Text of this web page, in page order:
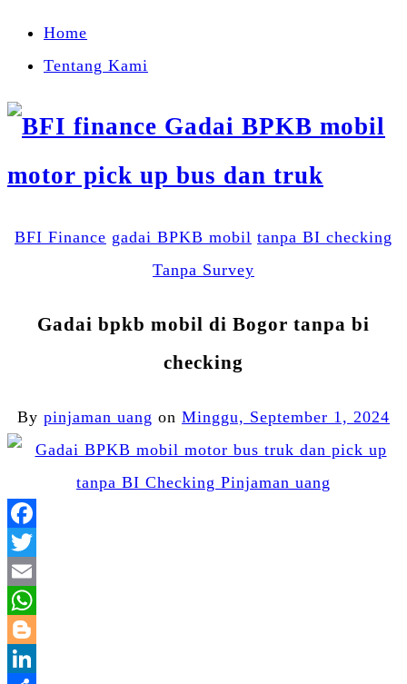
Home
Tentang Kami
BFI Finance gadai BPKB mobil tanpa BI checking
Tanpa Survey
Gadai bpkb mobil di Bogor tanpa bi
checking
By pinjaman uang on Minggu, September 1, 2024